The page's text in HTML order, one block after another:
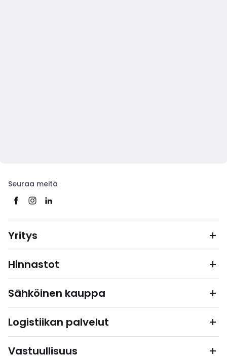
Seuraa meitä
Yritys
Hinnastot
Sähköinen kauppa
Logistiikan palvelut
Vastuullisuus